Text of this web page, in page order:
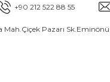
+90 212 522 88 55
Mah.Çiçek Pazarı